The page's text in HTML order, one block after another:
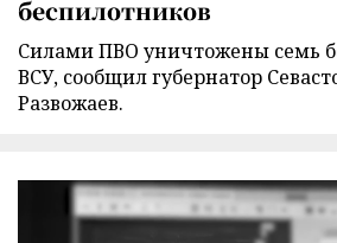
беспилотников
Силами ПВО уничтожены семь
ВСУ, сообщил губернатор
Развожаев.